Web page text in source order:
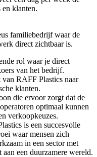
en klanten.
familiebedrijf waar de
direct zichtbaar is.
rol waar je direct
van het bedrijf.
van RAFF Plastics naar
klanten.
die ervoor zorgt dat de
optimaal kunnen
verkoopkeuzes.
is een succesvolle
waar mensen zich
in een sector met
een duurzamere wereld.